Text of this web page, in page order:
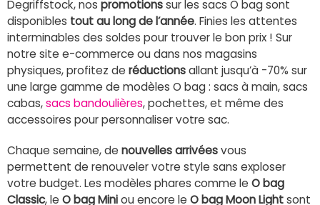
Degriffstock, nos promotionssur les sacs O bag sont
disponibles tout au long de l’année. Finies les attentes
interminables des soldes pour trouver le bon prix ! Sur
notre site e-commerce ou dans nos magasins
physiques, profitez de réductionsallant jusqu’à -70% sur
une large gamme de modèles O bag : sacs à main, sacs
cabas,sacs bandoulières, pochettes, et même des
accessoires pour personnaliser votre sac.
Chaque semaine, de nouvelles arrivéesvous
permettent de renouveler votre style sans exploser
votre budget. Les modèles phares comme le O bag
Classic, le O bag Miniou encore le O bag Moon Lightsont